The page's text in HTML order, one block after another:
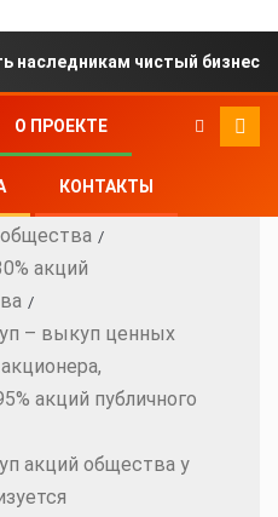
наследникам чистый бизнес
О ПРОЕКТЕ
КОНТАКТЫ
акций
– выкуп ценных
акций публичного
акций общества у